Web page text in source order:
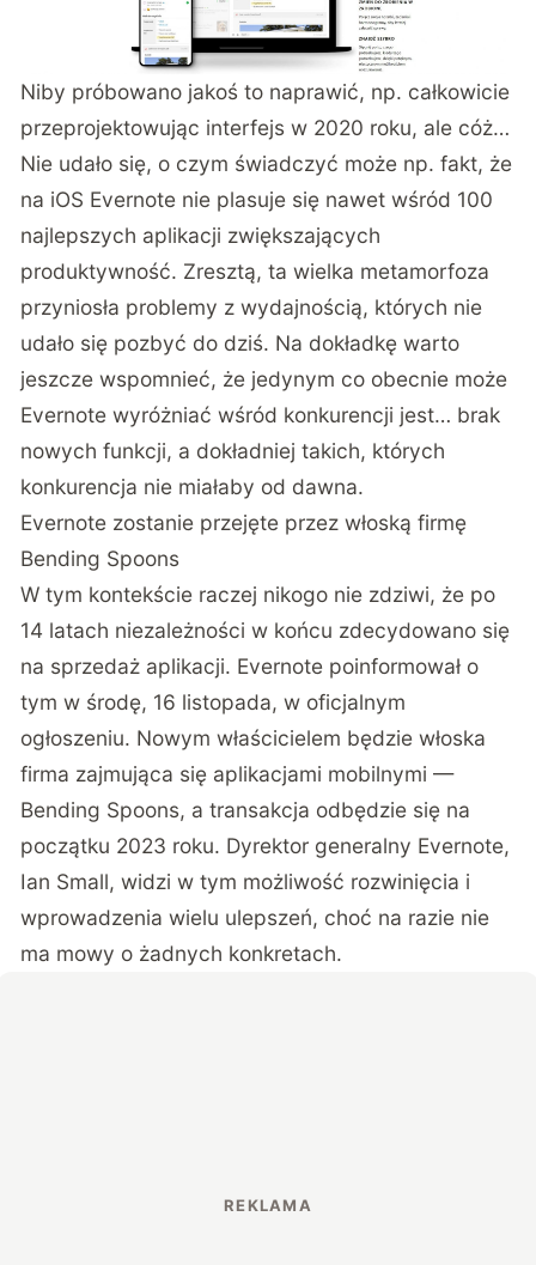
Niby próbowano jakoś to naprawić, np. całkowicie
przeprojektowując interfejs w 2020 roku, ale cóż…
Nie udało się, o czym świadczyć może np. fakt, że
na iOS Evernote nie plasuje się nawet wśród 100
najlepszych aplikacji zwiększających
produktywność. Zresztą, ta wielka metamorfoza
przyniosła problemy z wydajnością, których nie
udało się pozbyć do dziś. Na dokładkę warto
jeszcze wspomnieć, że jedynym co obecnie może
Evernote wyróżniać wśród konkurencji jest… brak
nowych funkcji, a dokładniej takich, których
konkurencja nie miałaby od dawna.
Evernote zostanie przejęte przez włoską firmę
Bending Spoons
W tym kontekście raczej nikogo nie zdziwi, że po
14 latach niezależności w końcu zdecydowano się
na sprzedaż aplikacji. Evernote poinformował o
tym w środę, 16 listopada, w oficjalnym
ogłoszeniu. Nowym właścicielem będzie włoska
firma zajmująca się aplikacjami mobilnymi —
Bending Spoons, a transakcja odbędzie się na
początku 2023 roku. Dyrektor generalny Evernote,
Ian Small, widzi w tym możliwość rozwinięcia i
wprowadzenia wielu ulepszeń, choć na razie nie
ma mowy o żadnych konkretach.